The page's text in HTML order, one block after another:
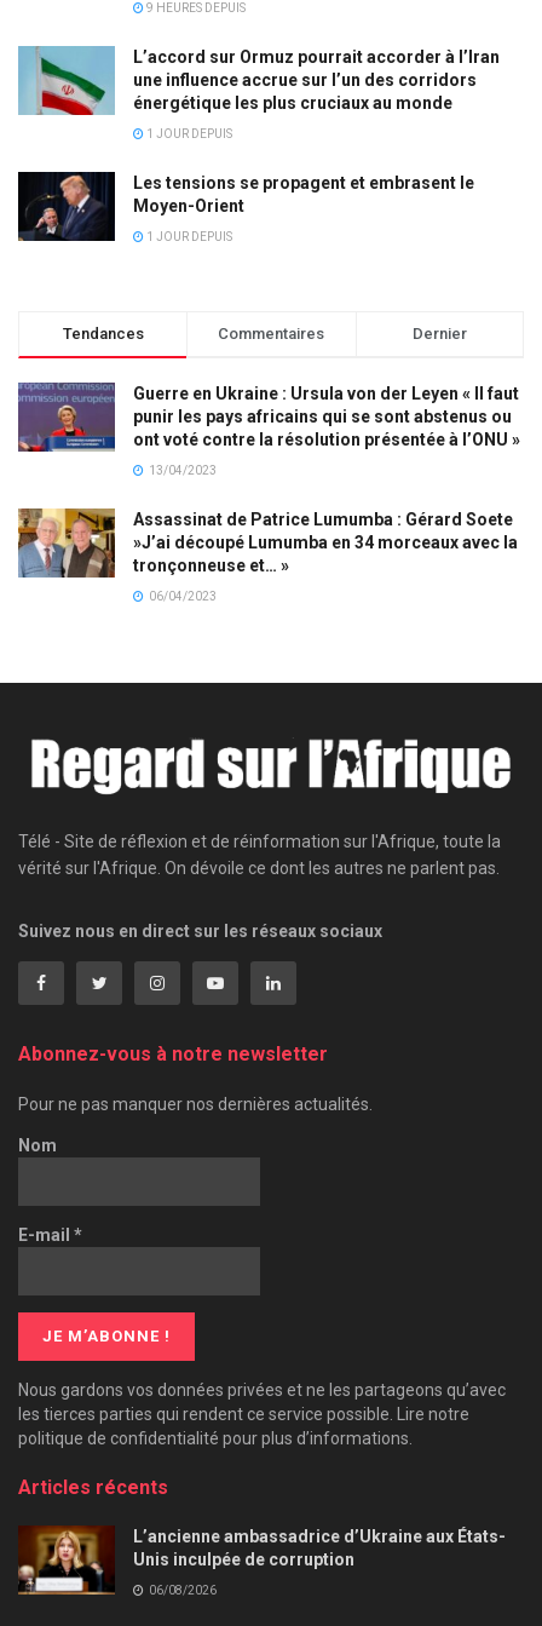
9 HEURES DEPUIS
L’accord sur Ormuz pourrait accorder à l’Iran
une influence accrue sur l’un des corridors
énergétique les plus cruciaux au monde
1 JOUR DEPUIS
Les tensions se propagent et embrasent le
Moyen-Orient
1 JOUR DEPUIS
Tendances Commentaires Dernier
Guerre en Ukraine : Ursula von der Leyen « Il faut
punir les pays africains qui se sont abstenus ou
ont voté contre la résolution présentée à l’ONU »
13/04/2023
Assassinat de Patrice Lumumba : Gérard Soete
»J’ai découpé Lumumba en 34 morceaux avec la
tronçonneuse et… »
06/04/2023
Télé - Site de réflexion et de réinformation sur l'Afrique, toute la
vérité sur l'Afrique. On dévoile ce dont les autres ne parlent pas.
Suivez nous en direct sur les réseaux sociaux
Abonnez-vous à notre newsletter
Pour ne pas manquer nos dernières actualités.
Nom
E-mail *
Nous gardons vos données privées et ne les partageons qu’avec
les tierces parties qui rendent ce service possible. Lire notre
politique de confidentialité pour plus d’informations.
Articles récents
L’ancienne ambassadrice d’Ukraine aux États-
Unis inculpée de corruption
06/08/2026